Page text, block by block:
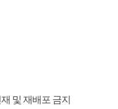
및 재배포 금지